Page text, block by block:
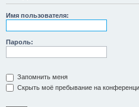
Имя пользователя:
Пароль:
Запомнить меня
Скрыть моё пребывание на